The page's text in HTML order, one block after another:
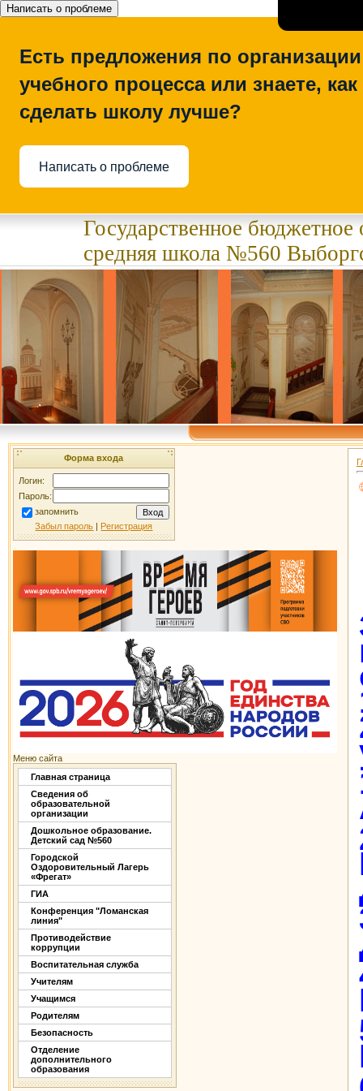
Написать о проблеме
Есть предложения по организации
учебного процесса или знаете, как
сделать школу лучше?
Написать о проблеме
Государственное
средняя школа №560
Форма входа
Логин:
Пароль:
запомнить
Забыл пароль | Регистрация
Меню сайта
Главная страница
Сведения об
образовательной
организации
Дошкольное образование.
Детский сад №560
Городской
Оздоровительный Лагерь
«Фрегат»
ГИА
Конференция "Ломанская
линия"
Противодействие
коррупции
Воспитательная служба
Учителям
Учащимся
Родителям
Безопасность
Отделение
дополнительного
образования